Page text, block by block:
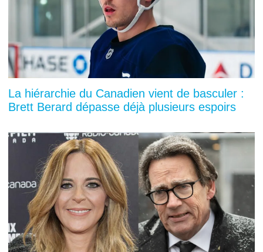
La hiérarchie du Canadien vient de basculer :
Brett Berard dépasse déjà plusieurs espoirs